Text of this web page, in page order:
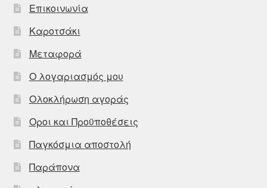
Επικοινωνία
Καροτσάκι
Μεταφορά
Ο λογαριασμός μου
Ολοκλήρωση αγοράς
Οροι και Προϋποθέσεις
Παγκόσμια αποστολή
Παράπονα